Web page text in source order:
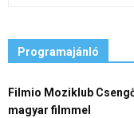
Programajánló
Filmio Moziklub
magyar filmmel